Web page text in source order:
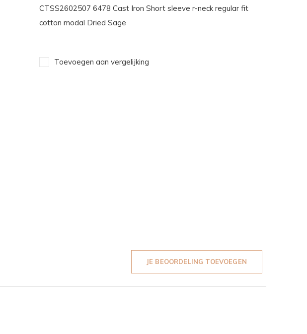
CTSS2602507 6478 Cast Iron Short sleeve r-neck regular fit
cotton modal Dried Sage
Toevoegen aan vergelijking
JE BEOORDELING TOEVOEGEN